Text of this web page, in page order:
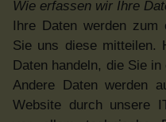
Wie erfassen wir Ihre
Ihre Daten werden zum
Sie uns diese mitteilen.
Daten handeln, die Sie
Andere Daten werden
Website durch unsere